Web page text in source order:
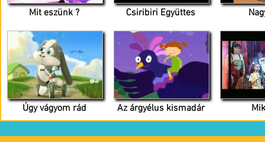
Mit eszünk ? Csiribiri Együttes
Úgy vágyom rád Az árgyélus kismadár